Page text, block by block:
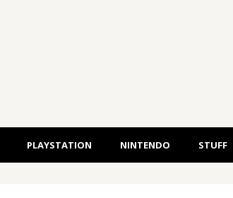
PLAYSTATION NINTENDO STUFF